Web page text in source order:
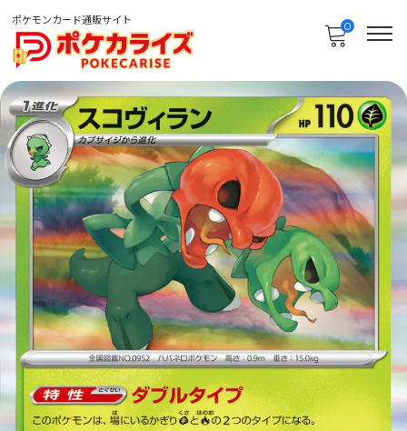
ポケモンカード通販サイト 0